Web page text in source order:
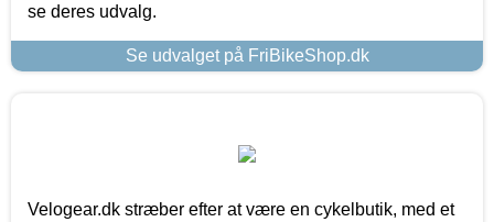
se deres udvalg.
Se udvalget på FriBikeShop.dk
Velogear.dk stræber efter at være en cykelbutik, med et